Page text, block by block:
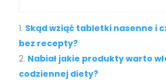
Skąd wziąć tabletki nasenne i
bez recepty?
Nabiał jakie produkty warto
codziennej diety?